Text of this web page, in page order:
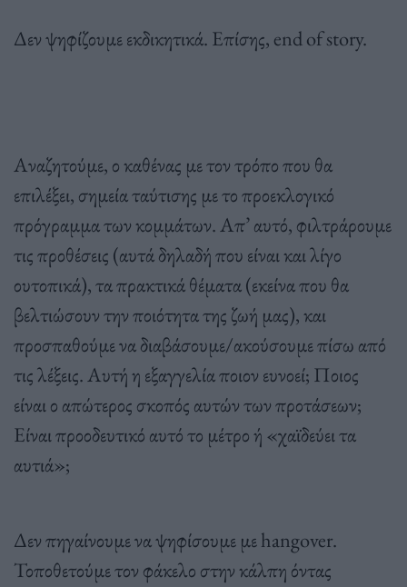
Δεν ψηφίζουμε εκδικητικά. Επίσης, end of story.
Αναζητούμε, ο καθένας με τον τρόπο που θα
επιλέξει, σημεία ταύτισης με το προεκλογικό
πρόγραμμα των κομμάτων. Απ’ αυτό, φιλτράρουμε
τις προθέσεις (αυτά δηλαδή που είναι και λίγο
ουτοπικά), τα πρακτικά θέματα (εκείνα που θα
βελτιώσουν την ποιότητα της ζωή μας), και
προσπαθούμε να διαβάσουμε/ακούσουμε πίσω από
τις λέξεις. Αυτή η εξαγγελία ποιον ευνοεί; Ποιος
είναι ο απώτερος σκοπός αυτών των προτάσεων;
Είναι προοδευτικό αυτό το μέτρο ή «χαϊδεύει τα
αυτιά»;
Δεν πηγαίνουμε να ψηφίσουμε με hangover.
Τοποθετούμε τον φάκελο στην κάλπη όντας